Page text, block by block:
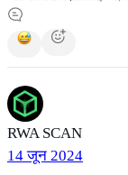
RWA SCAN
14 जून 2024